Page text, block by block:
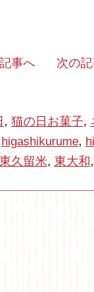
事へ 次の
, 猫の日お菓子,
higashikurume,
東久留米, 東大和,